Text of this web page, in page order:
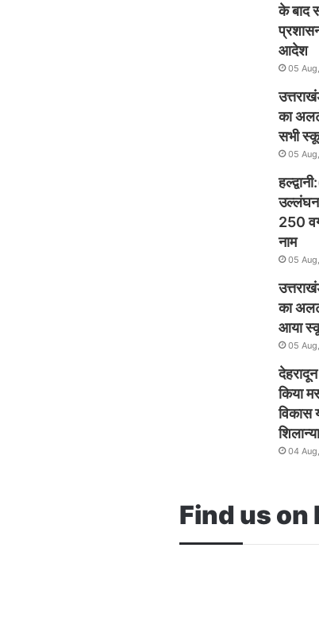
के बाद
आदेश
05
का
सभी
05
उल्लंघन
250
नाम
05
का
आया
05
किया
विकास
04
Find us on